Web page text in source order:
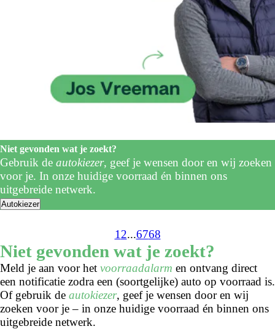
Niet gevonden wat je zoekt?
Gebruik de autokiezer, geef je wensen door en wij zoeken
voor je. In onze huidige voorraad én binnen ons
uitgebreide netwerk.
Autokiezer
1 2...6768
Niet gevonden wat je zoekt?
Meld je aan voor het voorraadalarm en ontvang direct
een notificatie zodra een (soortgelijke) auto op voorraad is.
Of gebruik de autokiezer, geef je wensen door en wij
zoeken voor je – in onze huidige voorraad én binnen ons
uitgebreide netwerk.